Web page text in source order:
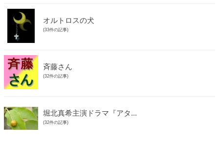
オルトロスの犬
(33件の記事)
斉藤さん
(32件の記事)
堀北真希主演ドラマ『アタ...
(32件の記事)